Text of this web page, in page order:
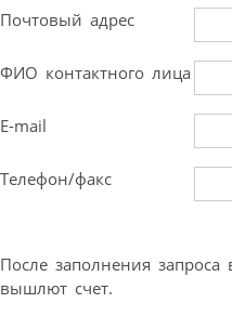
Почтовый адрес
ФИО контактного лица
E-mail
Телефон/факс
После заполнения
вышлют счет.